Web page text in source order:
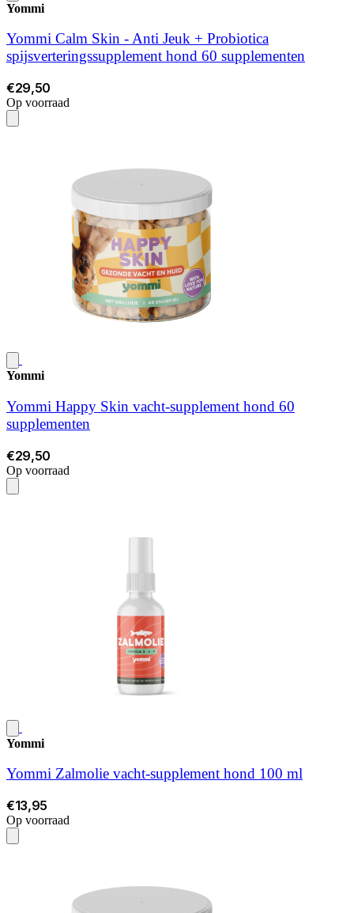
Yommi
Yommi Calm Skin - Anti Jeuk + Probiotica
spijsverteringssupplement hond 60 supplementen
€29,50
Op voorraad
Yommi
Yommi Happy Skin vacht-supplement hond 60
supplementen
€29,50
Op voorraad
Yommi
Yommi Zalmolie vacht-supplement hond 100 ml
€13,95
Op voorraad